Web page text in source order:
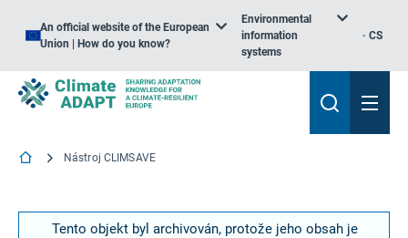
An official website of the European
Union | How do you know?
Environmental
information
systems
CS
Nástroj CLIMSAVE
Tento objekt byl archivován, protože jeho obsah je